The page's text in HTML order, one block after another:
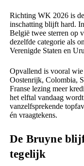
Richting WK 2026 is
inschatting blijft hard.
België twee sterren op
dezelfde categorie als
Verenigde Staten en
Opvallend is vooral
Oostenrijk, Colombia,
Franse lezing meer
het elftal vandaag
vanzelfsprekende
én vraagtekens.
De Bruyne
tegelijk